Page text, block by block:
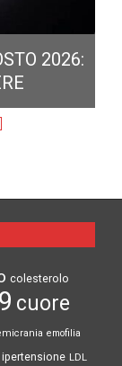
2026:
colesterolo
cuore
emofilia
ipertensione LDL